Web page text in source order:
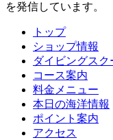
を発信しています。
トップ
ショップ情報
ダイビングスク
コース案内
料金メニュー
本日の海洋情報
ポイント案内
アクセス